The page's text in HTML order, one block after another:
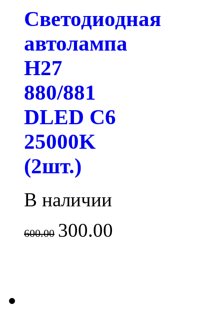
Светодиодная
автолампа
H27
880/881
DLED C6
25000K
(2шт.)
В наличии
600.00 300.00